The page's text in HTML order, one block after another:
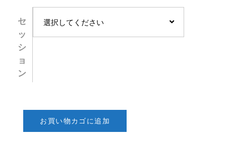
セ
ッ
シ
ョ
ン
選択してください
お買い物カゴに追加